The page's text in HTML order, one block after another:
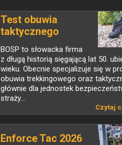
Test obuwia
taktycznego
BOSP...
BOSP to słowacka firma
z długą historią sięgającą lat 50.
wieku. Obecnie specjalizuje się w
obuwia trekkingowego oraz
głównie dla jednostek
straży...
Czytaj
Enforce Tac 2026